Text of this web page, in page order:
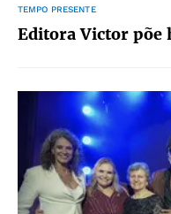
TEMPO PRESENTE
Editora Victor põe